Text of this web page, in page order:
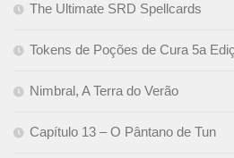
The Ultimate SRD Spellcards
Tokens de Poções de Cura 5a
Nimbral, A Terra do Verão
Capítulo 13 – O Pântano de Tun